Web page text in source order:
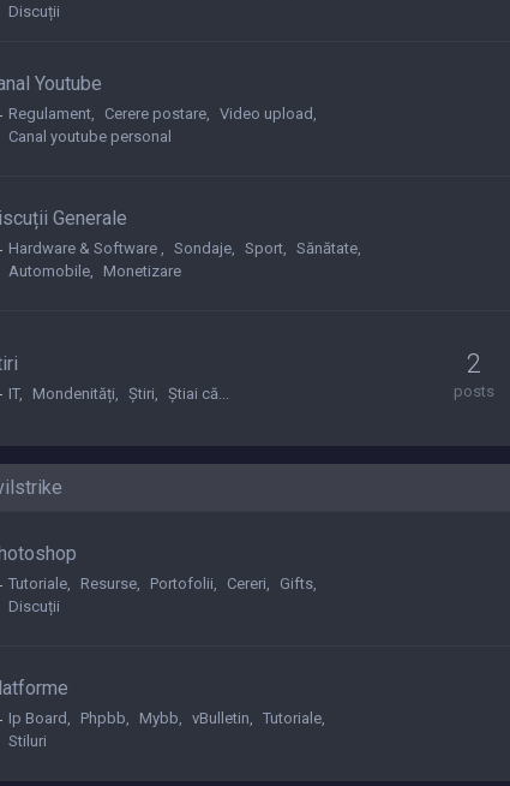
Discuții
Youtube
Regulament Cerere postare
Video upload
Canal youtube personal
Generale
Hardware & Software Sondaje Sport
Sănătate
Automobile
Monetizare
IT Mondenități Știri Știai că...
2
posts
Tutoriale Resurse Portofolii Cereri
Gifts
Discuții
Ip Board Phpbb Mybb vBulletin
Tutoriale
Stiluri